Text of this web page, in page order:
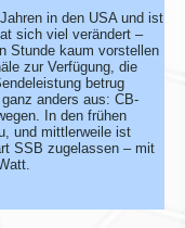
12. Rhein-Main
2026 ein.
Map!
aktiven CB-Funker.
mit einem grünen
uns das einfach
in den USA und ist
sich viel verändert –
Stunde kaum vorstellen
zur Verfügung, die
betrug
anders aus: CB-
In den frühen
und mittlerweile ist
SSB zugelassen – mit